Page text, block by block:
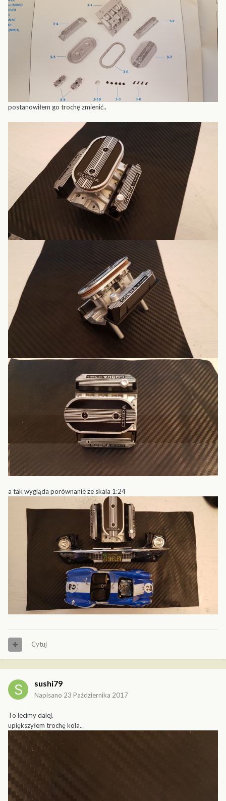
postanowiłem go trochę zmienić..
a tak wygląda porównanie ze skala 1:24
Cytuj
sushi79
Napisano 23 Października 2017
To lecimy dalej.
upiększyłem trochę kola..